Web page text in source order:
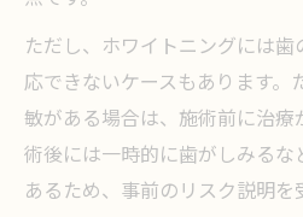
ただし、ホワイトニングには
応できないケースもあります。
敏がある場合は、施術前に治
術後には一時的に歯がしみる
あるため、事前のリスク説明